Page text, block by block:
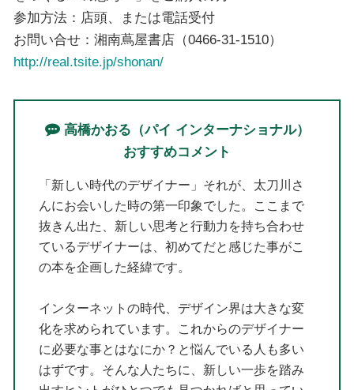
参加方法：店頭、または電話受付
お問い合せ：湘南蔦屋書店（0466-31-1510）
http://real.tsite.jp/shonan/
高橋かおる（パイ インターナショナル）
おすすめコメント
「新しい時代のデザイナー」それが、太刀川さ
んにお会いした時の第一印象でした。ここまで
抜きん出た、新しい思考と行動力を持ち合わせ
ているデザイナーは、初めてだと感じた事がこ
の本を企画した経緯です。
インターネットの時代、デザイン界は大きな変
化を求められています。これからのデザイナー
に必要な事とはなにか？と悩んでいる人も多い
はずです。そんな人たちに、新しい一歩を踏み